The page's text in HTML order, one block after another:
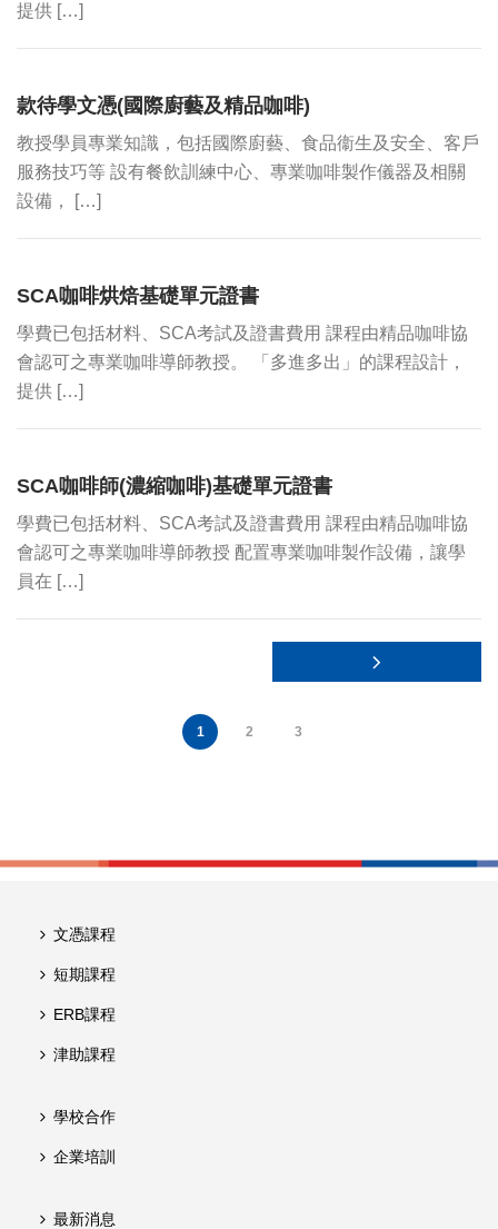
提供 […]
款待學文憑(國際廚藝及精品咖啡)
教授學員專業知識，包括國際廚藝、食品衞生及安全、客戶
服務技巧等 設有餐飲訓練中心、專業咖啡製作儀器及相關
設備， […]
SCA咖啡烘焙基礎單元證書
學費已包括材料、SCA考試及證書費用 課程由精品咖啡協
會認可之專業咖啡導師教授。 「多進多出」的課程設計，
提供 […]
SCA咖啡師(濃縮咖啡)基礎單元證書
學費已包括材料、SCA考試及證書費用 課程由精品咖啡協
會認可之專業咖啡導師教授 配置專業咖啡製作設備，讓學
員在 […]
1 2 3
文憑課程
短期課程
ERB課程
津助課程
學校合作
企業培訓
最新消息